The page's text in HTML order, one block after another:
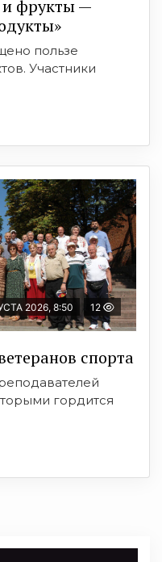
и фрукты —
пользе
Участники
2026, 8:50 12
спорта
гордится